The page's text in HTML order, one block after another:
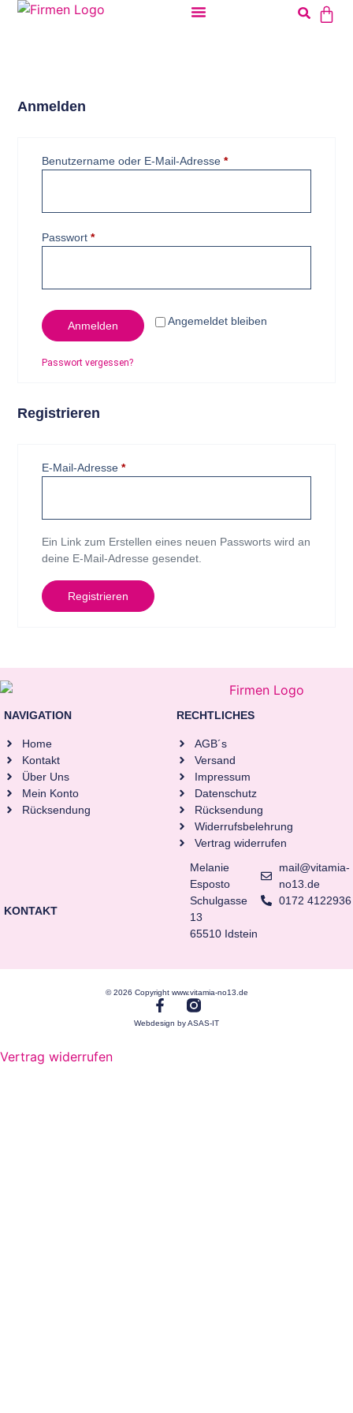
Anmelden
Benutzername oder E-Mail-Adresse*
Passwort*
Angemeldet bleiben
Anmelden
Passwort vergessen?
Registrieren
E-Mail-Adresse*
Ein Link zum Erstellen eines neuen Passworts wird an
deine E-Mail-Adresse gesendet.
Registrieren
NAVIGATION
Home
Kontakt
Über Uns
Mein Konto
Rücksendung
RECHTLICHES
AGB´s
Versand
Impressum
Datenschutz
Rücksendung
Widerrufsbelehrung
Vertrag widerrufen
KONTAKT
Melanie
Esposto
Schulgasse
13
65510 Idstein
mail@vitamia-
no13.de
0172 4122936
© 2026 Copyright www.vitamia-no13.de
Webdesign by ASAS-IT
Vertrag widerrufen